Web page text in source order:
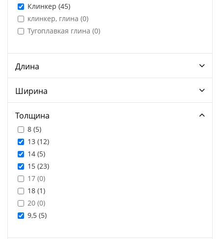
Клинкер (45)
клинкер, глина (0)
Тугоплавкая глина (0)
Длина
Ширина
Толщина
8 (5)
13 (12)
14 (5)
15 (23)
17 (0)
18 (1)
20 (0)
9,5 (5)